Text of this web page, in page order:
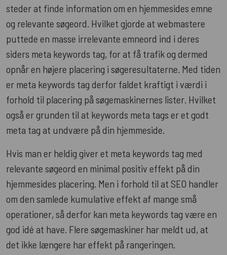
steder at finde information om en hjemmesides emne
og relevante søgeord. Hvilket gjorde at webmastere
puttede en masse irrelevante emneord ind i deres
siders meta keywords tag, for at få trafik og dermed
opnår en højere placering i søgeresultaterne. Med tiden
er meta keywords tag derfor faldet kraftigt i værdi i
forhold til placering på søgemaskinernes lister. Hvilket
også er grunden til at keywords meta tags er et godt
meta tag at undvære på din hjemmeside.
Hvis man er heldig giver et meta keywords tag med
relevante søgeord en minimal positiv effekt på din
hjemmesides placering. Men i forhold til at SEO handler
om den samlede kumulative effekt af mange små
operationer, så derfor kan meta keywords tag være en
god idé at have. Flere søgemaskiner har meldt ud, at
det ikke længere har effekt på rangeringen.